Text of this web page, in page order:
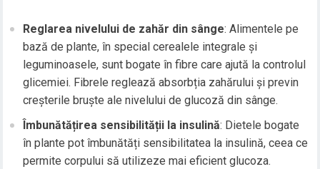
Reglarea nivelului de zahăr din sânge: Alimentele pe
bază de plante, în special cerealele integrale și
leguminoasele, sunt bogate în fibre care ajută la controlul
glicemiei. Fibrele reglează absorbția zahărului și previn
creșterile bruște ale nivelului de glucoză din sânge.
Îmbunătățirea sensibilității la insulină: Dietele bogate
în plante pot îmbunătăți sensibilitatea la insulină, ceea ce
permite corpului să utilizeze mai eficient glucoza.